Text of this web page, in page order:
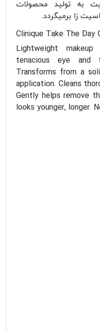
به تولید محصولات
زا برمیگردد.
Clinique Take The Day
Lightweight
tenacious eye and
Transforms from a
application. Cleans
Gently helps remove
looks younger, longer.